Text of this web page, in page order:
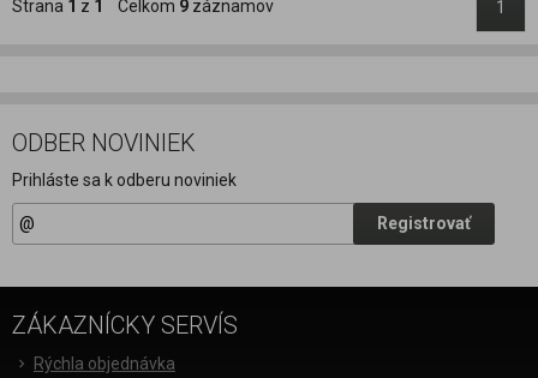
Strana 1 z 1 Celkom 9 záznamov 1
ODBER NOVINIEK
Prihláste sa k odberu noviniek
Registrovať
ZÁKAZNÍCKY SERVÍS
Rýchla objednávka